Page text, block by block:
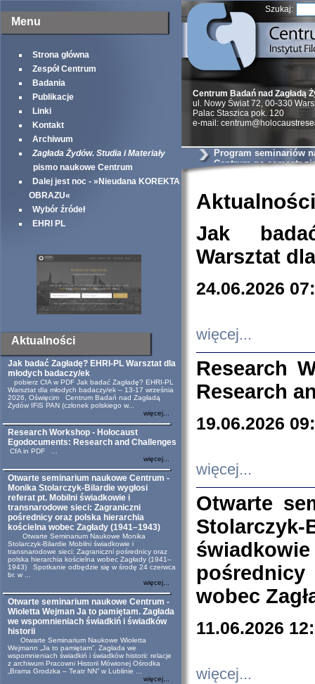
Menu
Strona główna
Zespół Centrum
Badania
Publikacje
Linki
Kontakt
Archiwum
Zagłada Żydów. Studia i Materiały
pismo naukowe Centrum
Dalej jest noc - »Nieudana KOREKTA
OBRAZU«
Wybór źródeł
EHRI PL
Aktualności
Jak badać Zagładę? EHRI-PL Warsztat dla
młodych badaczy/ek
pobierz CfA w PDF Jak badać Zagładę? EHRI-PL
Warsztat dla młodych badaczy/ek – 13-17 września
2026, Oświęcim Centrum Badań nad Zagładą
Żydów IFiS PAN (członek polskiego w...
więcej...
Research Workshop - Holocaust
Egodocuments: Research and Challenges
CfA in PDF ...
więcej...
Otwarte seminarium naukowe Centrum -
Monika Stolarczyk-Bilardie wygłosi
referat pt. Mobilni świadkowie i
transnarodowe sieci: Zagraniczni
pośrednicy oraz polska hierarchia
kościelna wobec Zagłady (1941–1943)
Otwarte Seminarium Naukowe Monika
Stolarczyk-Bilardie Mobilni świadkowie i
transnarodowe sieci: Zagraniczni pośrednicy oraz
polska hierarchia kościelna wobec Zagłady (1941–
1943) Spotkanie odbędzie się w środę 24 czerwca
br. w ...
więcej...
Otwarte seminarium naukowe Centrum -
Wioletta Wejman Ja to pamiętam. Zagłada
we wspomnieniach świadkiń i świadków
historii
Otwarte Seminarium Naukowe Wioletta
Wejmann „Ja to pamiętam”. Zagłada we
wspomnieniach świadkiń i świadków historii: relacje
z archiwum Pracowni Historii Mówionej Ośrodka
„Brama Grodzka – Teatr NN” w Lublinie ...
więcej...
Szukaj:
Centrum Badań nad Zagładą
ul. Nowy Świat 72, 00-330
Palac Staszica pok. 120
e-mail:
Program seminariów
Centrum na semestr
Aktualności
Jak
Warsztat
24.06.2026
więcej...
Research
Research
19.06.2026
więcej...
Otwarte
wobec
11.06.2026
więcej...